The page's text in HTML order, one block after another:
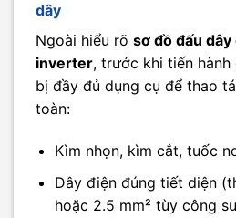
dây
Ngoài hiểu rõ sơ đồ đấu
inverter, trước khi tiến hành
bị đầy đủ dụng cụ để thao
toàn:
Kìm nhọn, kìm cắt, tuốc
Dây điện đúng tiết diện
hoặc 2.5 mm² tùy công